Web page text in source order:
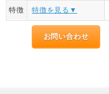
特徴 特徴を見る▼
お問い合わせ